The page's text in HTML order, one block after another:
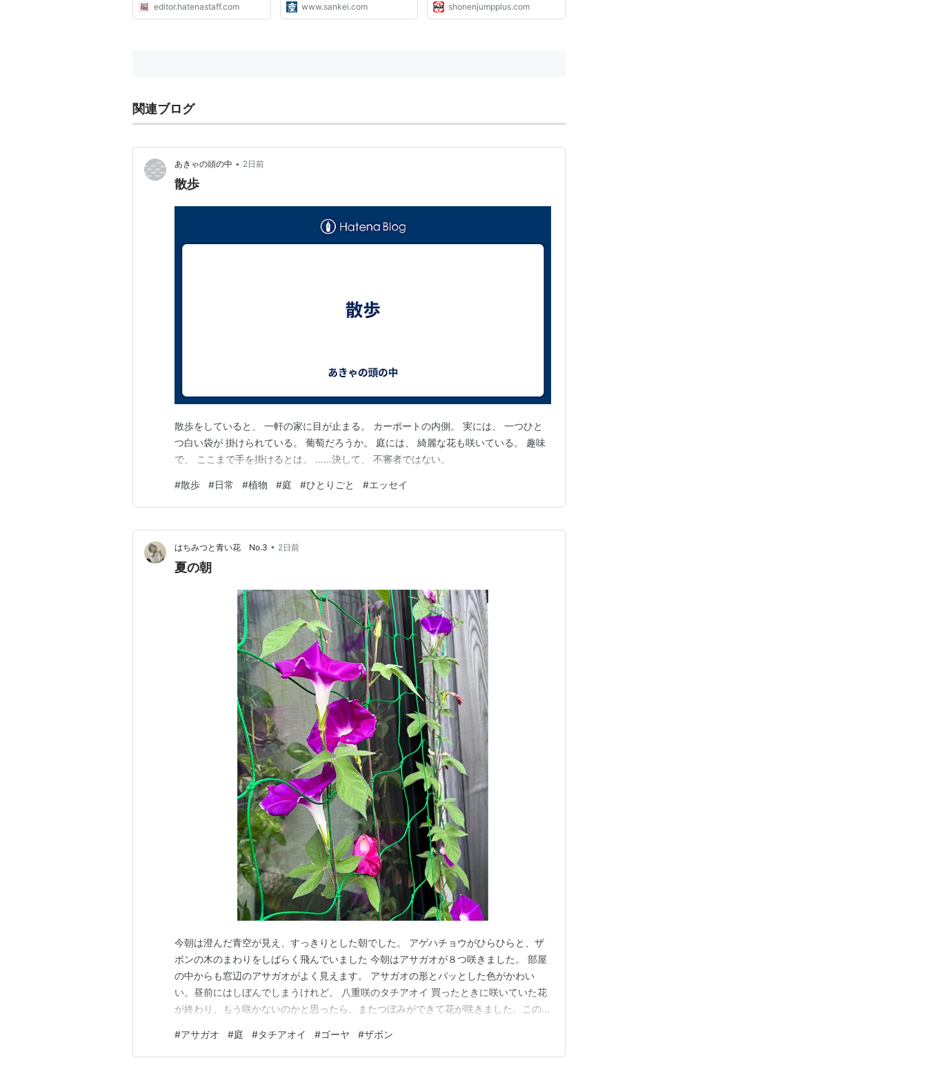
editor.hatenastaff.com www.sankei.com shonenjumpplus.com
関連ブログ
あきゃの頭の中 • 2日前
散歩
散歩をしていると、 一軒の家に目が止まる。 カーポートの内側。 実には、 一つひと
つ白い袋が 掛けられている。 葡萄だろうか。 庭には、 綺麗な花も咲いている。 趣味
で、 ここまで手を掛けるとは。 ……決して、 不審者ではない。
#散歩 #日常 #植物 #庭 #ひとりごと #エッセイ
はちみつと青い花 No.3 • 2日前
夏の朝
今朝は澄んだ青空が見え、すっきりとした朝でした。 アゲハチョウがひらひらと、ザ
ボンの木のまわりをしばらく飛んでいました 今朝はアサガオが８つ咲きました。 部屋
の中からも窓辺のアサガオがよく見えます。 アサガオの形とパッとした色がかわい
い。昼前にはしぼんでしまうけれど。 八重咲のタチアオイ 買ったときに咲いていた花
が終わり、もう咲かないのかと思ったら、またつぼみができて花が咲きました。この猛
た。次々に実をつけています。 朝の気温は２８度くらい。こう暑いと、最近は蚊も出
てこないようです。水たまりがないせいかな。 気温が…
#アサガオ #庭 #タチアオイ #ゴーヤ #ザボン